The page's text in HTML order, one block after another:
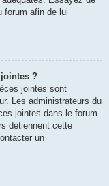
forum afin de lui
?
jointes sont
Les administrateurs du
jointes dans le forum
détiennent cette
un